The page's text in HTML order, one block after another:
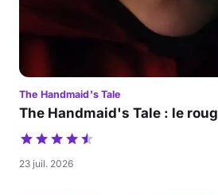
The Handmaid's Tale
The Handmaid's Tale : le
23 juil. 2026